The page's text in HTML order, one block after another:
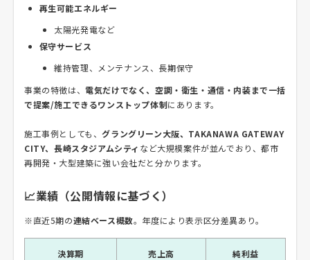
再生可能エネルギー
太陽光発電など
保守サービス
維持管理、メンテナンス、長期保守
事業の特徴は、電気だけでなく、空調・衛生・通信・内装まで一括
で提案/施工できるワンストップ体制にあります。
施工事例としても、グラングリーン大阪、TAKANAWA GATEWAY
CITY、長崎スタジアムシティ など大規模案件が並んでおり、都市
再開発・大型建築に強い会社だと分かります。
📈業績（公開情報に基づく）
※直近5期の連結ベース概数。年度により表示区分差異あり。
決算期 売上高 純利益